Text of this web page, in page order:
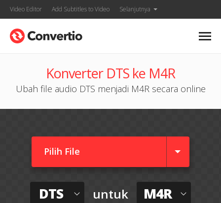
Video Editor Add Subtitles to Video Selanjutnya
Konverter DTS ke M4R
Ubah file audio DTS menjadi M4R secara online
Pilih File
DTS untuk M4R